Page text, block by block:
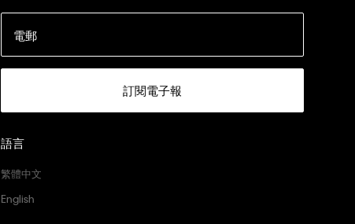
電郵
訂閱電子報
語言
繁體中文
English